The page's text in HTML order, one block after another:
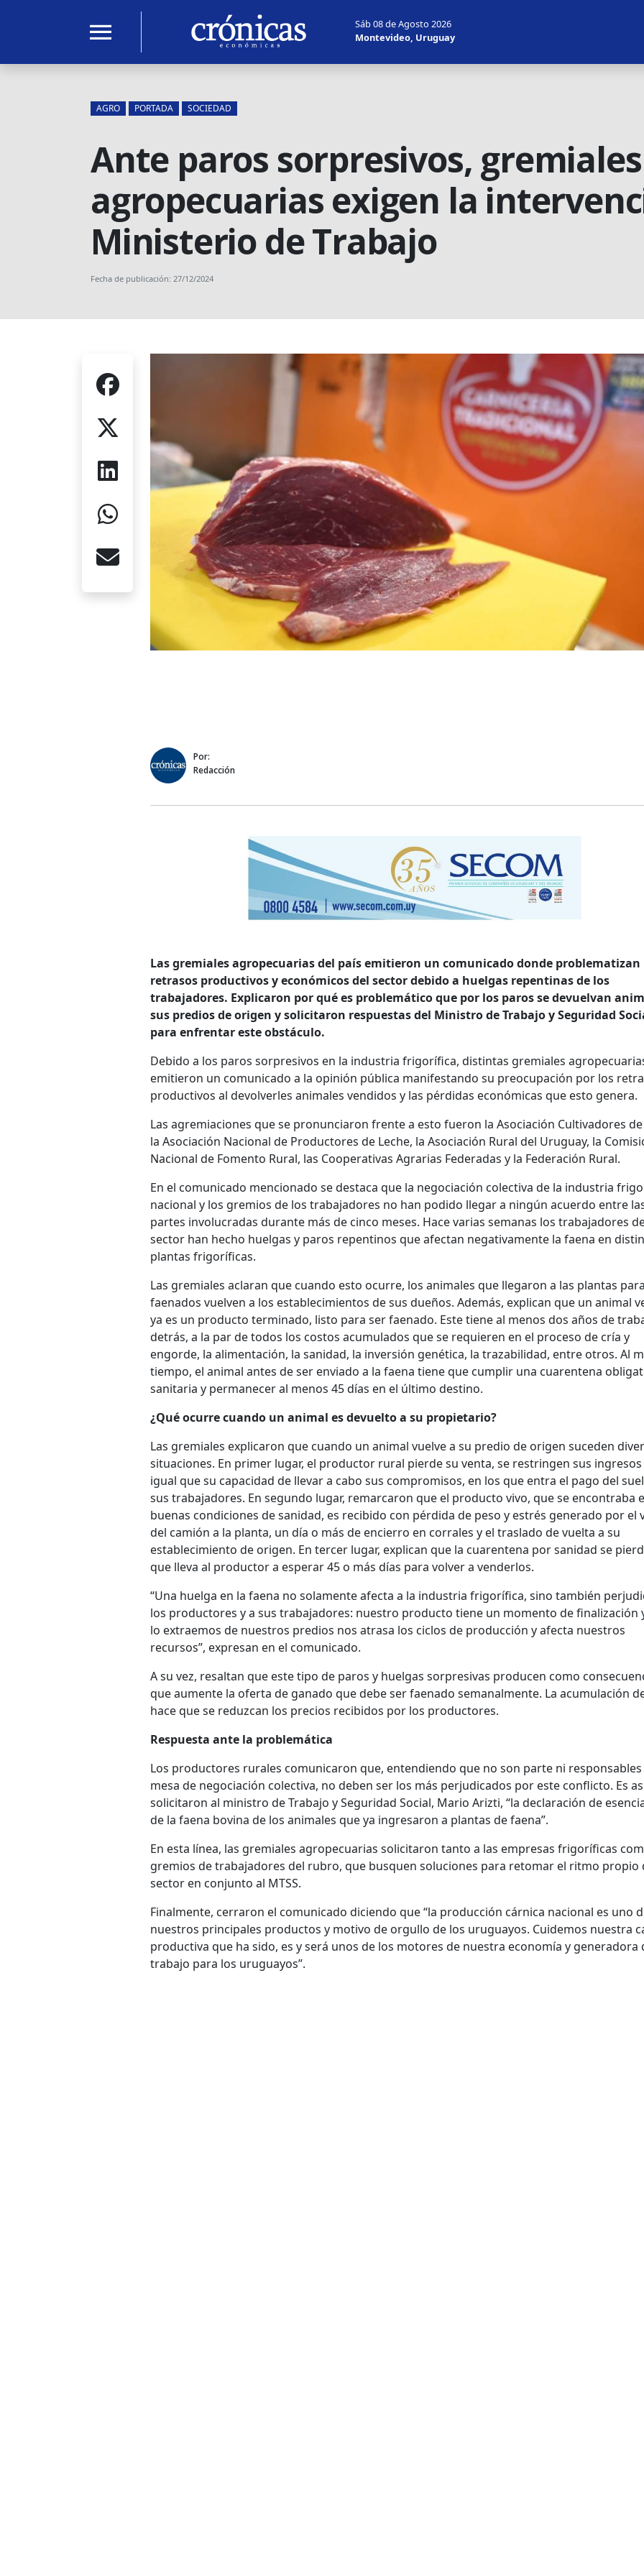
menu
Sáb 08 de Agosto 2026
Montevideo, Uruguay
AGRO PORTADA SOCIEDAD
Ante paros sorpresivos, gremiales
agropecuarias exigen la
Ministerio de Trabajo
Fecha de publicación: 27/12/2024
Por:
Redacción
Las gremiales agropecuarias del país emitieron un comunicado donde problematizan
retrasos productivos y económicos del sector debido a huelgas repentinas de los
trabajadores. Explicaron por qué es problemático que por los paros se devuelvan
sus predios de origen y solicitaron respuestas del Ministro de Trabajo y Seguridad
para enfrentar este obstáculo.
Debido a los paros sorpresivos en la industria frigorífica, distintas gremiales
emitieron un comunicado a la opinión pública manifestando su preocupación por los
productivos al devolverles animales vendidos y las pérdidas económicas que esto genera.
Las agremiaciones que se pronunciaron frente a esto fueron la Asociación Cultivadores
la Asociación Nacional de Productores de Leche, la Asociación Rural del Uruguay, la
Nacional de Fomento Rural, las Cooperativas Agrarias Federadas y la Federación Rural.
En el comunicado mencionado se destaca que la negociación colectiva de la industria
nacional y los gremios de los trabajadores no han podido llegar a ningún acuerdo entre
partes involucradas durante más de cinco meses. Hace varias semanas los trabajadores
sector han hecho huelgas y paros repentinos que afectan negativamente la faena en
plantas frigoríficas.
Las gremiales aclaran que cuando esto ocurre, los animales que llegaron a las plantas
faenados vuelven a los establecimientos de sus dueños. Además, explican que un animal
ya es un producto terminado, listo para ser faenado. Este tiene al menos dos años de
detrás, a la par de todos los costos acumulados que se requieren en el proceso de cría y
engorde, la alimentación, la sanidad, la inversión genética, la trazabilidad, entre otros. Al
tiempo, el animal antes de ser enviado a la faena tiene que cumplir una cuarentena
sanitaria y permanecer al menos 45 días en el último destino.
¿Qué ocurre cuando un animal es devuelto a su propietario?
Las gremiales explicaron que cuando un animal vuelve a su predio de origen suceden
situaciones. En primer lugar, el productor rural pierde su venta, se restringen sus ingresos
igual que su capacidad de llevar a cabo sus compromisos, en los que entra el pago del
sus trabajadores. En segundo lugar, remarcaron que el producto vivo, que se encontraba
buenas condiciones de sanidad, es recibido con pérdida de peso y estrés generado por el
del camión a la planta, un día o más de encierro en corrales y el traslado de vuelta a su
establecimiento de origen. En tercer lugar, explican que la cuarentena por sanidad se
que lleva al productor a esperar 45 o más días para volver a venderlos.
“Una huelga en la faena no solamente afecta a la industria frigorífica, sino también
los productores y a sus trabajadores: nuestro producto tiene un momento de finalización
lo extraemos de nuestros predios nos atrasa los ciclos de producción y afecta nuestros
recursos”, expresan en el comunicado.
A su vez, resaltan que este tipo de paros y huelgas sorpresivas producen como
que aumente la oferta de ganado que debe ser faenado semanalmente. La acumulación
hace que se reduzcan los precios recibidos por los productores.
Respuesta ante la problemática
Los productores rurales comunicaron que, entendiendo que no son parte ni responsables
mesa de negociación colectiva, no deben ser los más perjudicados por este conflicto. Es
solicitaron al ministro de Trabajo y Seguridad Social, Mario Arizti, “la declaración de
de la faena bovina de los animales que ya ingresaron a plantas de faena”.
En esta línea, las gremiales agropecuarias solicitaron tanto a las empresas frigoríficas
gremios de trabajadores del rubro, que busquen soluciones para retomar el ritmo propio
sector en conjunto al MTSS.
Finalmente, cerraron el comunicado diciendo que “la producción cárnica nacional es uno
nuestros principales productos y motivo de orgullo de los uruguayos. Cuidemos nuestra
productiva que ha sido, es y será unos de los motores de nuestra economía y generadora
trabajo para los uruguayos”.